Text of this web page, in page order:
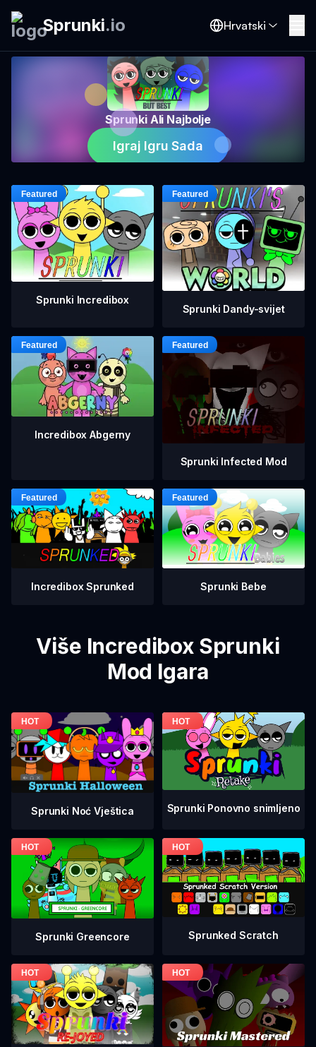
Sprunki.io Hrvatski
Sprunki Ali Najbolje
Igraj Igru Sada
Sprunki Incredibox
Sprunki Dandy-svijet
Incredibox Abgerny
Sprunki Infected Mod
Incredibox Sprunked Sprunki Bebe
Više Incredibox Sprunki
Mod Igara
Sprunki Noć Vještica Sprunki Ponovno snimljeno
Sprunki Greencore Sprunked Scratch